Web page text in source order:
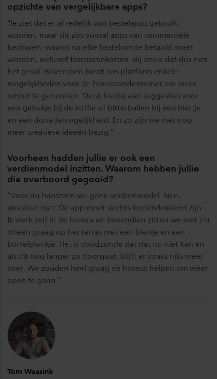
opzichte van vergelijkbare apps?
“Je ziet dat er al redelijk wat bestelapps gebruikt
worden, maar dit zijn vooral apps van commerciële
bedrijven, waarin na elke bestelronde betaald moet
worden, inclusief transactiekosten. Bij ons is dat dus niet
het geval. Bovendien biedt ons platform enkele
mogelijkheden voor de horecaondernemer om meer
omzet te genereren. Denk hierbij aan suggesties voor
een gebakje bij de koffie of bitterballen bij een biertje
en een donatiemogelijkheid. En zo zijn we met nog
meer creatieve ideeën bezig.”
Voorheen hadden jullie er ook een
verdienmodel inzitten. Waarom hebben jullie
die overboord gegooid?
“Voor nu hanteren we geen verdienmodel. Nee,
absoluut niet. De app moet slechts kostendekkend zijn.
Ik werk zelf in de horeca en bovendien zitten we met z’n
drieën graag op het terras met een biertje en een
borrelplankje. Het is doodzonde dat dat nu niet kan en
als dit nog langer zo doorgaat, blijft er straks niks meer
over. We zouden heel graag de horeca helpen om weer
open te gaan.”
Tom Wassink